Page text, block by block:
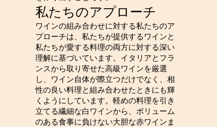
私たちのアプローチ
ワインの組み合わせに対する私たちのア
プローチは、私たちが提供するワインと
私たちが愛する料理の両方に対する深い
理解に基づいています。イタリアとフラ
ンスから取り寄せた高級ワインを厳選
し、ワイン自体が際立つだけでなく、相
性の良い料理と組み合わせたときにも輝
くようにしています。軽めの料理を引き
立てる繊細な白ワインから、ボリューム
のある食事に負けない大胆な赤ワインま